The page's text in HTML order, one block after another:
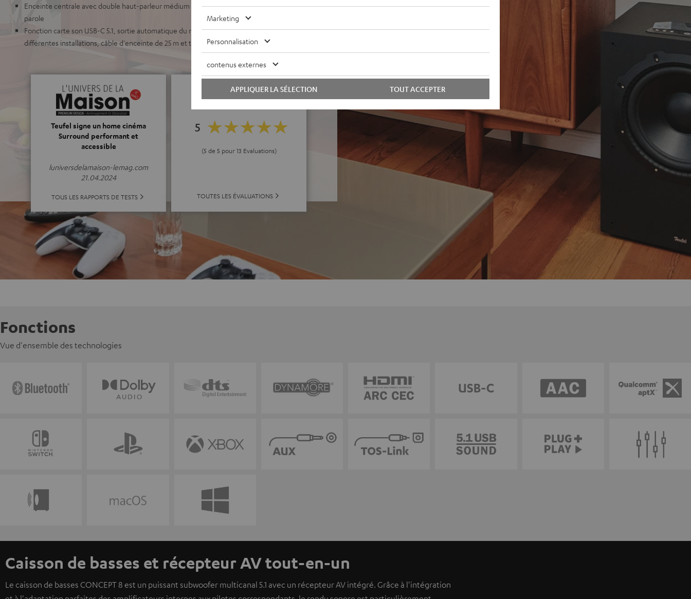
Enceinte centrale avec double haut-parleur médium pour une très bonne intelligibilité de la
parole
Fonction carte son USB-C 5.1, sortie automatique du mode veille, réglages du son pour
différentes installations, câble d'enceinte de 25 m et télécommande inclus
Teufel signe un home cinéma
Surround performant et
accessible
luniversdelamaison-lemag.com
21.04.2024
TOUS LES RAPPORTS DE TESTS
5
(5 de 5 pour 13 Evaluations)
TOUTES LES ÉVALUATIONS
Fonctions
Vue d'ensemble des technologies
Caisson de basses et récepteur AV tout-en-un
Le caisson de basses CONCEPT 8 est un puissant subwoofer multicanal 5.1 avec un récepteur AV intégré. Grâce à l'intégration
Marketing
Personnalisation
contenus externes
TOUT ACCEPTER
APPLIQUER LA SÉLECTION